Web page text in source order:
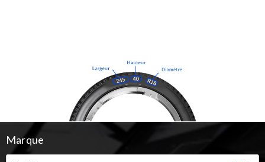
Marque